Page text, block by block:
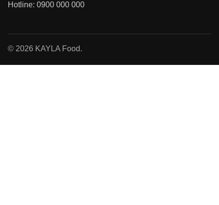
Hotline: 0900 000 000
© 2026 KAYLA Food.